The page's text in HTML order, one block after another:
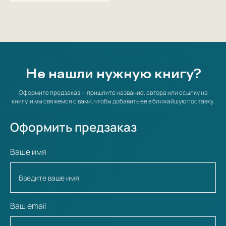
Не нашли нужную книгу?
Оформите предзаказ — пришлите название, автора или ссылку на
книгу, и мы свяжемся с вами, чтобы добавить её в ближайшую поставку.
Оформить предзаказ
Ваше имя
Ваш email